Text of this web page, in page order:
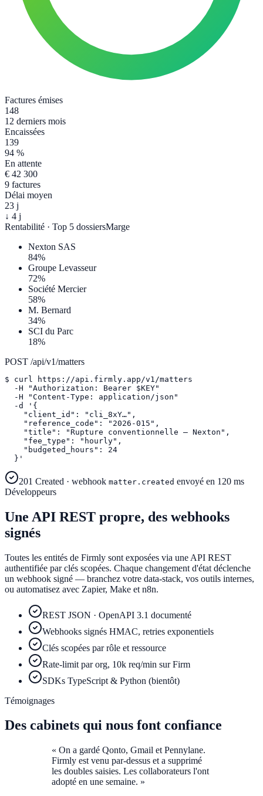
Factures émises
148
12 derniers mois
Encaissées
139
94 %
En attente
€ 42 300
9 factures
Délai moyen
23 j
↓ 4 j
Rentabilité · Top 5 dossiersMarge
Nexton SAS
84%
Groupe Levasseur
72%
Société Mercier
58%
M. Bernard
34%
SCI du Parc
18%
POST /api/v1/matters
$ curl
https://api.firmly.app/v1/matters
-H
"Authorization: Bearer $KEY"
-H
"Content-Type: application/json"
-d
' {
"client_id" : "cli_8xY…" ,
"reference_code" : "2026-015" ,
"title" : "Rupture conventionnelle — Nexton" ,
"fee_type" : "hourly" ,
"budgeted_hours" : 24
} '
201 Created · webhook matter.created envoyé en 120 ms
Développeurs
Une API REST propre, des webhooks
signés
Toutes les entités de Firmly sont exposées via une API REST
authentifiée par clés scopées. Chaque changement d'état déclenche
un webhook signé — branchez votre data-stack, vos outils internes,
ou automatisez avec Zapier, Make et n8n.
REST JSON · OpenAPI 3.1 documenté
Webhooks signés HMAC, retries exponentiels
Clés scopées par rôle et ressource
Rate-limit par org, 10k req/min sur Firm
SDKs TypeScript & Python (bientôt)
Témoignages
Des cabinets qui nous font confiance
« On a gardé Qonto, Gmail et Pennylane.
Firmly est venu par-dessus et a supprimé
les doubles saisies. Les collaborateurs l'ont
adopté en une semaine. »